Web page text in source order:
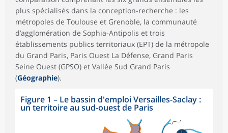
plus spécialisés dans la conception-recherche : les
métropoles de Toulouse et Grenoble, la communauté
d’agglomération de Sophia-Antipolis et trois
établissements publics territoriaux (EPT) de la métropole
du Grand Paris, Paris Ouest La Défense, Grand Paris
Seine Ouest (GPSO) et Vallée Sud Grand Paris
(Géographie).
Figure 1 – Le bassin d'emploi Versailles-Saclay :
un territoire au sud-ouest de Paris